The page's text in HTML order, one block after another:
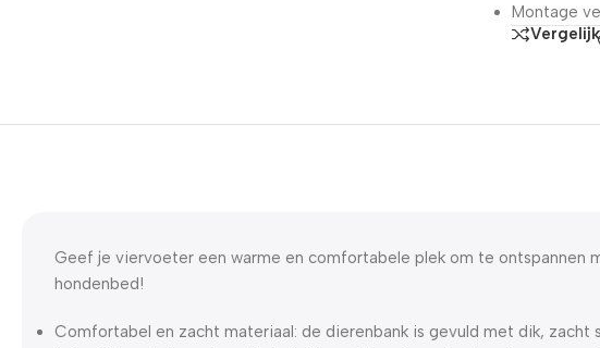
Montage
Vergelijk
Geef je viervoeter een warme en comfortabele plek om te ontspannen
hondenbed!
Comfortabel en zacht materiaal: de dierenbank is gevuld met dik, zacht